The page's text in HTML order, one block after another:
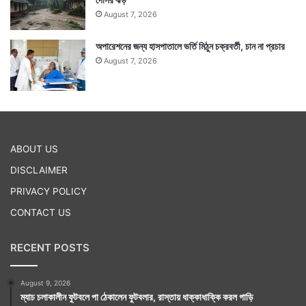
খানিকটা দূরে সঙ্গমের কাছে। দেবপ্রয়াগের মন্দির আশ্রম এলাকার
বিপরীতে। এখানে লোকালয় নেই। এরপর পাহাড়িঢালে মানুষের
আঁচড়হীন গাঢ়সবুজের ঘন জঙ্গল।
August 7, 2026
অপারেশনের জন্য হাসপাতালে ভর্তি মিঠুন চক্রবর্তী, চান না প্রচার
August 7, 2026
ABOUT US
DISCLAIMER
PRIVACY POLICY
CONTACT US
RECENT POSTS
August 9, 2026
ম্যাচ চলাকালীন ফুটবলে পা ঠেকালেন ফুটবলার, রাস্তায় ধাক্কাধাক্কি করল গাড়ি